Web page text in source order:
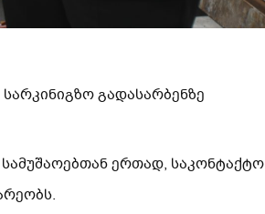
გადასარბენზე
ერთად, საკონტაქტო